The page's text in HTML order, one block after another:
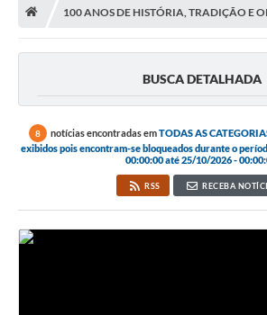
Transparência
Obras
Notícias
Carta de Serviços
100 ANOS DE HISTÓRIA, TRADIÇÃO E
BUSCA DETALHADA
8 notícias encontradas emTODAS AS
exibidos pois encontram-se bloqueados durante o
00:00:00 até 25/10/2026 -
RSS RECEBA